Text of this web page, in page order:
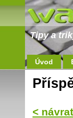
Tipy a
Úvod
<